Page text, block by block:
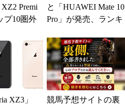
Premi
プ10圏外
と「HUAWEI Mate 10
Pro」が発売、ランキ
XZ3」
競馬予想サイトの裏